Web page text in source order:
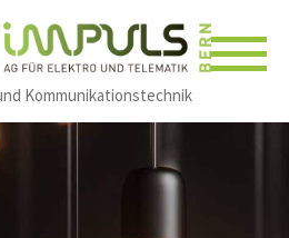
Kommunikationstechnik